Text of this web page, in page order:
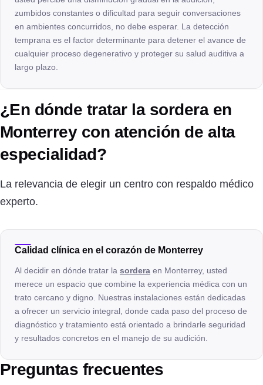
zumbidos constantes o dificultad para seguir conversaciones
en ambientes concurridos, no debe esperar. La detección
temprana es el factor determinante para detener el avance de
cualquier proceso degenerativo y proteger su salud auditiva a
largo plazo.
¿En dónde tratar la sordera en
Monterrey con atención de alta
especialidad?
La relevancia de elegir un centro con respaldo médico
experto.
Calidad clínica en el corazón de Monterrey
Al decidir en dónde tratar la sordera en Monterrey, usted
merece un espacio que combine la experiencia médica con un
trato cercano y digno. Nuestras instalaciones están dedicadas
a ofrecer un servicio integral, donde cada paso del proceso de
diagnóstico y tratamiento está orientado a brindarle seguridad
y resultados concretos en el manejo de su audición.
Preguntas frecuentes